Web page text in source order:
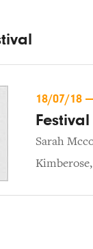
18/07/18 —
Sarah
Kimberose